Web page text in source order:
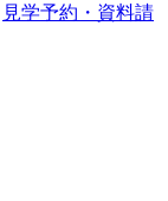
見学予約・資料請